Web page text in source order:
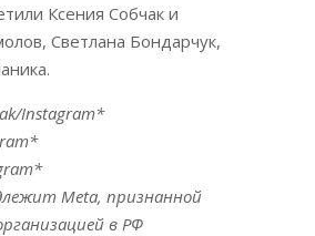
Ксения Собчак и
Светлана Бондарчук,
Instagram*
Meta, признанной
в РФ